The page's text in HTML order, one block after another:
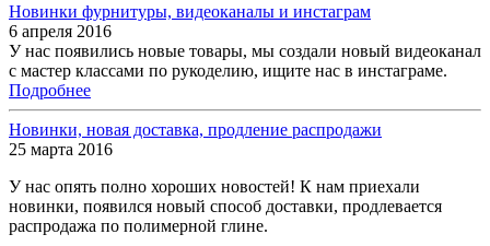
Новинки фурнитуры, видеоканалы и инстаграм
6 апреля 2016
У нас появились новые товары, мы создали новый видеоканал
с мастер классами по рукоделию, ищите нас в инстаграме.
Подробнее
Новинки, новая доставка, продление распродажи
25 марта 2016
У нас опять полно хороших новостей! К нам приехали
новинки, появился новый способ доставки, продлевается
распродажа по полимерной глине.